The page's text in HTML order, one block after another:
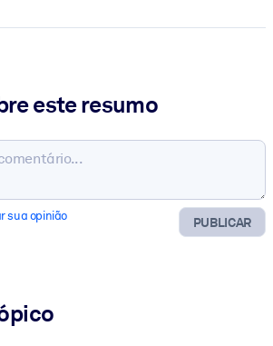
este resumo
PUBLICAR
sua opinião